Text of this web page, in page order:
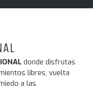
donde disfrutas
libres, vuelta
a las